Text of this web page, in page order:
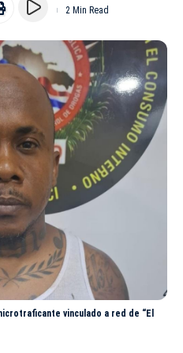
2 Min Read
vinculado a red de “El